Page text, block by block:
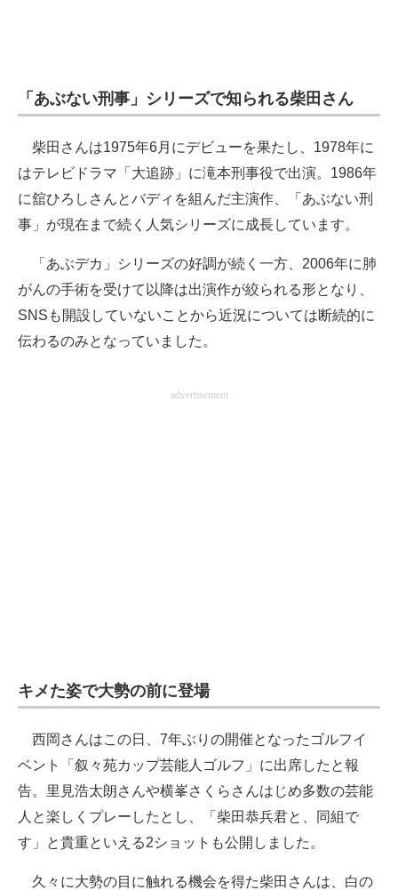
「あぶない刑事」シリーズで知られる柴田さん
柴田さんは1975年6月にデビューを果たし、1978年に
はテレビドラマ「大追跡」に滝本刑事役で出演。1986年
に舘ひろしさんとバディを組んだ主演作、「あぶない刑
事」が現在まで続く人気シリーズに成長しています。
「あぶデカ」シリーズの好調が続く一方、2006年に肺
がんの手術を受けて以降は出演作が絞られる形となり、
SNSも開設していないことから近況については断続的に
伝わるのみとなっていました。
advertisement
キメた姿で大勢の前に登場
西岡さんはこの日、7年ぶりの開催となったゴルフイ
ベント「叙々苑カップ芸能人ゴルフ」に出席したと報
告。里見浩太朗さんや横峯さくらさんはじめ多数の芸能
人と楽しくプレーしたとし、「柴田恭兵君と、同組で
す」と貴重といえる2ショットも公開しました。
久々に大勢の目に触れる機会を得た柴田さんは、白の